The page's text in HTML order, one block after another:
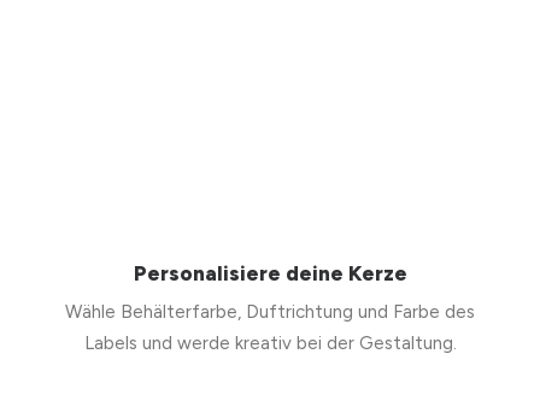
Personalisiere deine Kerze
Wähle Behälterfarbe, Duftrichtung und Farbe des
Labels und werde kreativ bei der Gestaltung.